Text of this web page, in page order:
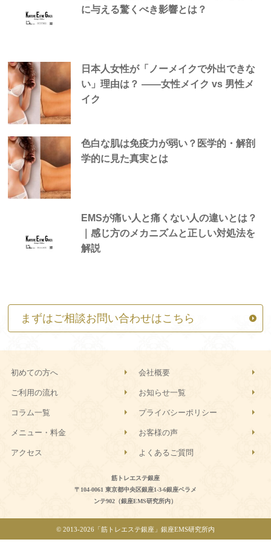
に与える驚くべき影響とは？
日本人女性が「ノーメイクで外出できな
い」理由は？ —―女性メイク vs 男性メ
イク
色白な肌は免疫力が弱い？医学的・解剖
学的に見た真実とは
EMSが痛い人と痛くない人の違いとは？
｜感じ方のメカニズムと正しい対処法を
解説
まずはご相談お問い合わせはこちら
筋トレエステ銀座
〒104-0061 東京都中央区銀座1-3-6銀座ベラメ
ンテ902（銀座EMS研究所内）
初めての方へ 会社概要
ご利用の流れ お知らせ一覧
コラム一覧 プライバシーポリシー
メニュー・料金 お客様の声
アクセス よくあるご質問
© 2013-2026「筋トレエステ銀座」銀座EMS研究所内